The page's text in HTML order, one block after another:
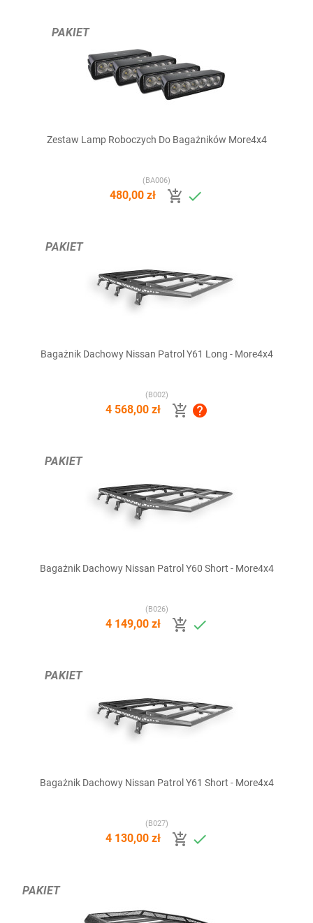
Zestaw Lamp Roboczych Do Bagażników More4x4
(BA006)
480,00 zł  
PAKIET
Bagażnik Dachowy Nissan Patrol Y61 Long - More4x4
(B002)
4 568,00 zł  
PAKIET
Bagażnik Dachowy Nissan Patrol Y60 Short - More4x4
(B026)
4 149,00 zł  
PAKIET
Bagażnik Dachowy Nissan Patrol Y61 Short - More4x4
(B027)
4 130,00 zł  
PAKIET
PAKIET